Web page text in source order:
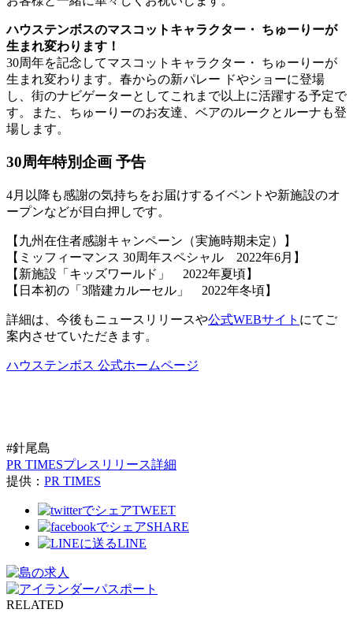
ハウステンボスのマスコットキャラクター・ ちゅーりーが
生まれ変わります！
30周年を記念してマスコットキャラクター・ ちゅーりーが
生まれ変わります。春からの新パレー ドやショーに登場
し、街のナビゲーターとしてこれまで以上に活躍する予定で
す。また、ちゅーりーのお友達、ベアのルークとルーナも登
場します。
30周年特別企画 予告
4月以降も感謝の気持ちをお届けするイベントや新施設のオ
ープンなどが目白押しです。
【九州在住者感謝キャンペーン（実施時期未定）】
【ミッフィーマンス 30周年スペシャル 2022年6月】
【新施設「キッズワールド」 2022年夏頃】
【日本初の「3階建カルーセル」 2022年冬頃】
詳細は、今後もニュースリリースや公式WEBサイト にてご
案内させていただきます。
ハウステンボス 公式ホームページ
#針尾島
PR TIMESプレスリリース詳細
提供： PR TIMES
TWEET
SHARE
LINE
RELATED